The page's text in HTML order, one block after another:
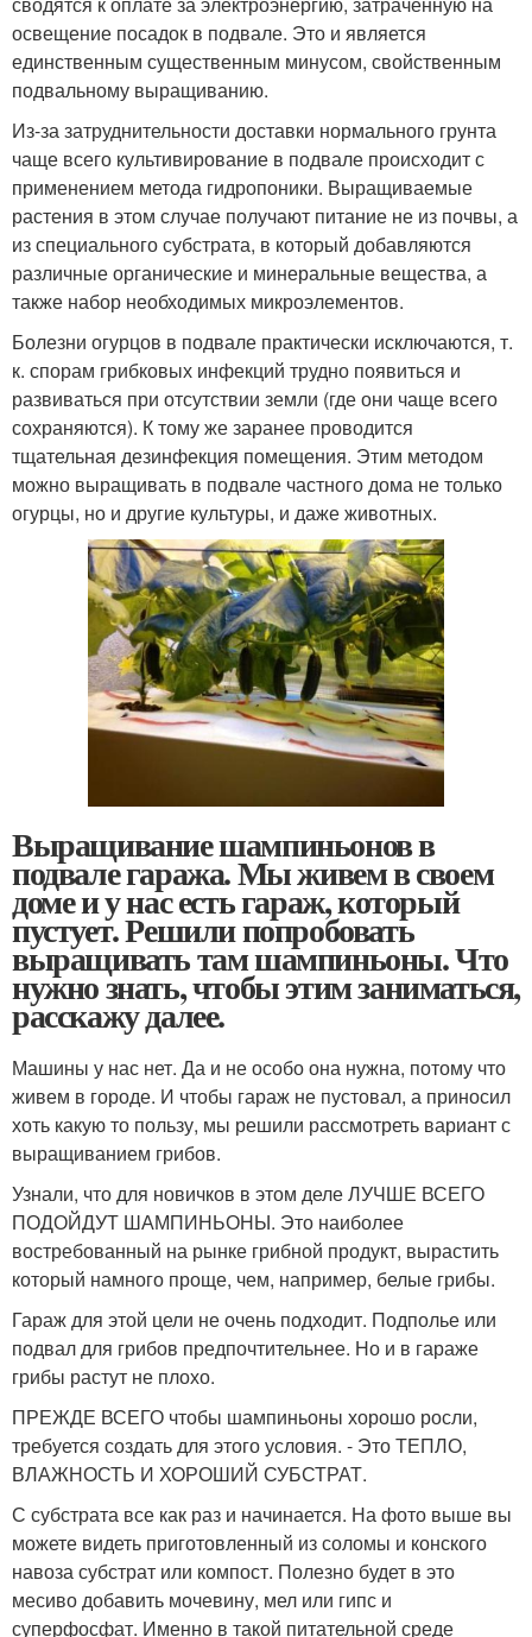
освещение посадок в подвале. Это и является
единственным существенным минусом, свойственным
подвальному выращиванию.
Из-за затруднительности доставки нормального грунта
чаще всего культивирование в подвале происходит с
применением метода гидропоники. Выращиваемые
растения в этом случае получают питание не из почвы, а
из специального субстрата, в который добавляются
различные органические и минеральные вещества, а
также набор необходимых микроэлементов.
Болезни огурцов в подвале практически исключаются, т.
к. спорам грибковых инфекций трудно появиться и
развиваться при отсутствии земли (где они чаще всего
сохраняются). К тому же заранее проводится
тщательная дезинфекция помещения. Этим методом
можно выращивать в подвале частного дома не только
огурцы, но и другие культуры, и даже животных.
Выращивание шампиньонов в
подвале гаража. Мы живем в своем
доме и у нас есть гараж, который
пустует. Решили попробовать
выращивать там шампиньоны. Что
нужно знать, чтобы этим заниматься,
расскажу далее.
Машины у нас нет. Да и не особо она нужна, потому что
живем в городе. И чтобы гараж не пустовал, а приносил
хоть какую то пользу, мы решили рассмотреть вариант с
выращиванием грибов.
Узнали, что для новичков в этом деле ЛУЧШЕ ВСЕГО
ПОДОЙДУТ ШАМПИНЬОНЫ. Это наиболее
востребованный на рынке грибной продукт, вырастить
который намного проще, чем, например, белые грибы.
Гараж для этой цели не очень подходит. Подполье или
подвал для грибов предпочтительнее. Но и в гараже
грибы растут не плохо.
ПРЕЖДЕ ВСЕГО чтобы шампиньоны хорошо росли,
требуется создать для этого условия. - Это ТЕПЛО,
ВЛАЖНОСТЬ И ХОРОШИЙ СУБСТРАТ.
С субстрата все как раз и начинается. На фото выше вы
можете видеть приготовленный из соломы и конского
навоза субстрат или компост. Полезно будет в это
месиво добавить мочевину, мел или гипс и
суперфосфат. Именно в такой питательной среде